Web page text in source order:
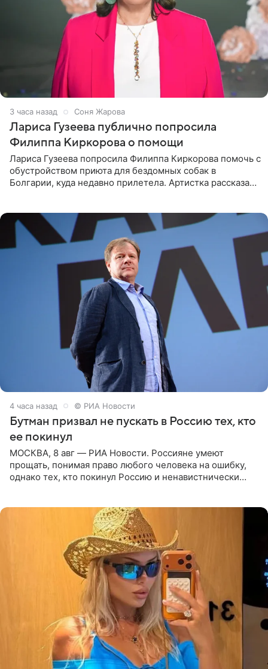
3 часа назад Соня Жарова
Лариса Гузеева публично попросила
Филиппа Киркорова о помощи
Лариса Гузеева попросила Филиппа Киркорова помочь с
обустройством приюта для бездомных собак в
Болгарии, куда недавно прилетела. Артистка рассказала
4 часа назад © РИА Новости
Бутман призвал не пускать в Россию тех, кто
ее покинул
МОСКВА, 8 авг — РИА Новости. Россияне умеют
прощать, понимая право любого человека на ошибку,
однако тех, кто покинул Россию и ненавистнически